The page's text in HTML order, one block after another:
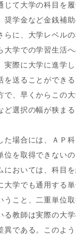
じて大学の科目を
奨学金など金銭補
らに、大学レベル
大学での学習生活
実際に大学に進学
を送ることができ
で、早くからこの
ど選択の幅が狭ま
場合には、ＡＰ
位を取得できない
においては、科目
大学でも通用する
うこと、二重単位
る教師は実際の大
異である。このよ